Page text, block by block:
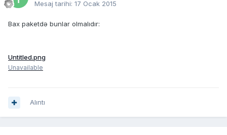
Mesaj tarihi: 17 Ocak 2015
Bax paketdə bunlar olmalıdır:
Untitled.png
Unavailable
Alıntı